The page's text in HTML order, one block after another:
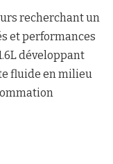
recherchant un
et performances
développant
fluide en milieu